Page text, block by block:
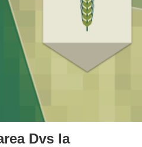
Dvs la